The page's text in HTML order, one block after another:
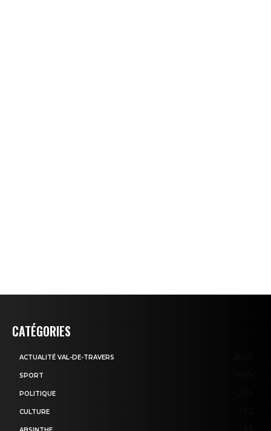
CATÉGORIES
ACTUALITÉ VAL-DE-TRAVERS
SPORT
POLITIQUE
CULTURE